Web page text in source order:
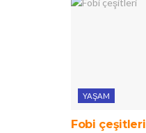
YAŞAM
Fobi çeşitleri